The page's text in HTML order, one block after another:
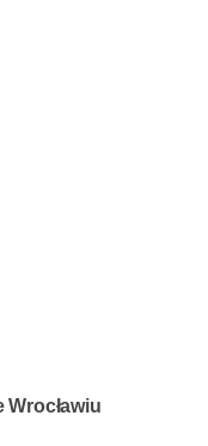
Wrocławiu